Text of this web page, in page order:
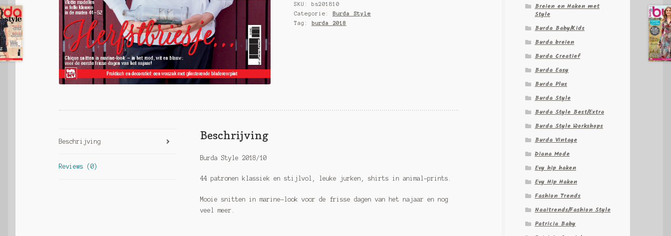
Wild
Nature
quantity
SKU:
bs201810
Categorie:
Burda Style
Tag:
burda 2018
Beschrijving
Reviews (0)
Beschrijving
Burda Style 2018/10
44 patronen klassiek en stijlvol, leuke jurken, shirts in animal-prints.
Mooie snitten in marine-look voor de frisse dagen van het najaar en nog
veel meer.
Breien en Haken met
Style
Burda Baby/Kids
Burda breien
Burda Creatief
Burda Easy
Burda Plus
Burda Style
Burda Style Best/Extra
Burda Style Workshops
Burda Vintage
Diana Mode
Evy hip haken
Evy Hip Haken
Fashion Trends
Naaitrends/Fashion Style
Patricia Baby